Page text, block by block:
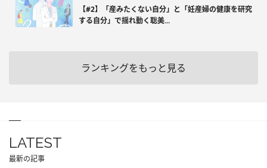
【#2】「産みたくない自分」と「妊産婦の健康を研究
する自分」で揺れ動く聡美...
ランキングをもっと見る
LATEST
最新の記事